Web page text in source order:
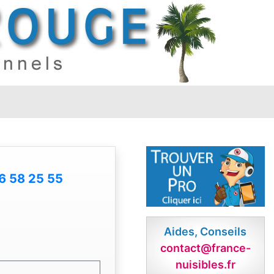
58 25 55
Aides, Conseils
contact@france-
nuisibles.fr